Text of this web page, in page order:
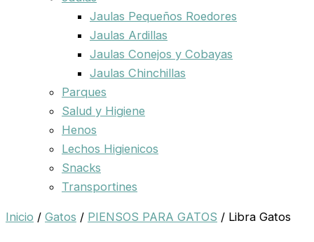
Jaulas Pequeños Roedores
Jaulas Ardillas
Jaulas Conejos y Cobayas
Jaulas Chinchillas
Parques
Salud y Higiene
Henos
Lechos Higienicos
Snacks
Transportines
Inicio / Gatos / PIENSOS PARA GATOS / Libra Gatos